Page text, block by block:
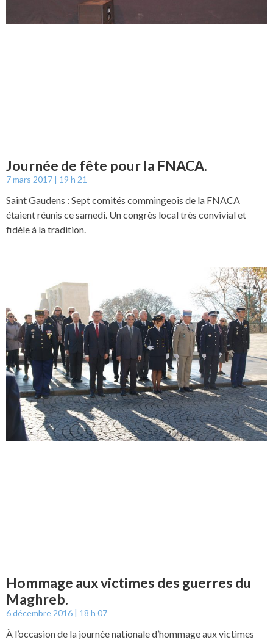
Journée de fête pour la FNACA.
7 mars 2017 19 h 21
Saint Gaudens : Sept comités commingeois de la FNACA
étaient réunis ce samedi. Un congrès local très convivial et
fidèle à la tradition.
Hommage aux victimes des guerres du
Maghreb.
6 décembre 2016 18 h 07
À l’occasion de la journée nationale d’hommage aux victimes